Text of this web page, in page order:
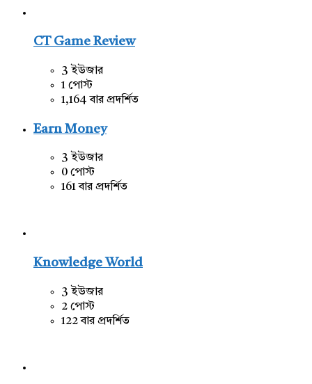
CT Game Review
3 ইউজার
1 পোস্ট
1,164 বার প্রদর্শিত
Earn Money
3 ইউজার
0 পোস্ট
161 বার প্রদর্শিত
Knowledge World
3 ইউজার
2 পোস্ট
122 বার প্রদর্শিত